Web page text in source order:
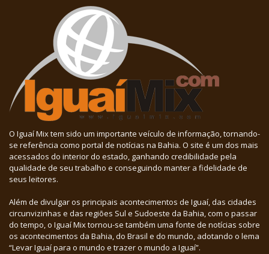
O Iguaí Mix tem sido um importante veículo de informação, tornando-
se referência como portal de notícias na Bahia. O site é um dos mais
acessados do interior do estado, ganhando credibilidade pela
qualidade de seu trabalho e conseguindo manter a fidelidade de
seus leitores.
Além de divulgar os principais acontecimentos de Iguaí, das cidades
circunvizinhas e das regiões Sul e Sudoeste da Bahia, com o passar
do tempo, o Iguaí Mix tornou-se também uma fonte de notícias sobre
os acontecimentos da Bahia, do Brasil e do mundo, adotando o lema
“Levar Iguaí para o mundo e trazer o mundo a Iguaí”.